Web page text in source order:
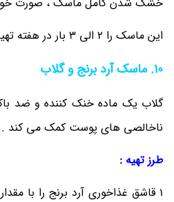
این ماسک را 2 الی 3 بار در هفته تهیه و مورد استفاده قرار دهید.
10. ماسک آرد برنج و گلاب
گلاب یک ماده خنک کننده و ضد
ناخالصی های پوست کمک می ‎کند .
طرز تهیه :
1 قاشق غذاخوری آرد برنج را با مقداری